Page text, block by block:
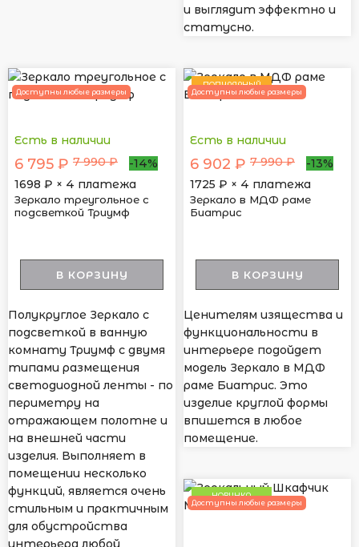
и выглядит эффектно и
статусно.
Доступны любые размеры
Есть в наличии
6 795 ₽ 7 990 ₽
-14%
1698 ₽ × 4 платежа
Зеркало треугольное с
подсветкой Триумф
В КОРЗИНУ
Полукруглое Зеркало с
подсветкой в ванную
комнату Триумф с двумя
типами размещения
светодиодной ленты - по
периметру на
отражающем полотне и
на внешней части
изделия. Выполняет в
помещении несколько
функций, является очень
стильным и практичным
для обустройства
интерьера любой
ПОПУЛЯРНЫЙ
Доступны любые размеры
Есть в наличии
6 902 ₽ 7 990 ₽
-13%
1725 ₽ × 4 платежа
Зеркало в МДФ раме
Биатрис
В КОРЗИНУ
Ценителям изящества и
функциональности в
интерьере подойдет
модель Зеркало в МДФ
раме Биатрис. Это
изделие круглой формы
впишется в любое
помещение.
НОВИНКА
Доступны любые размеры